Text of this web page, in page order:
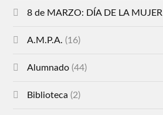
8 de MARZO: DÍA DE LA MUJER
A.M.P.A. (16)
Alumnado (44)
Biblioteca (2)